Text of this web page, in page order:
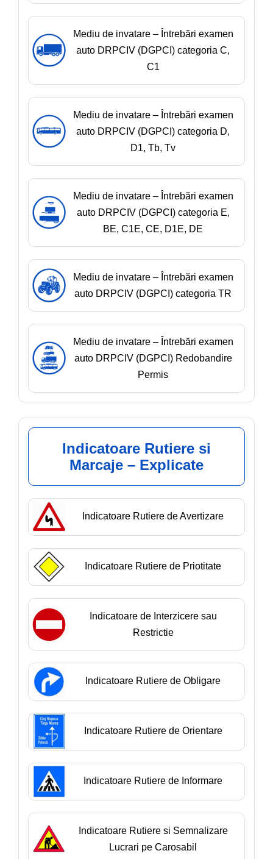
Mediu de invatare – Întrebări examen
auto DRPCIV (DGPCI) categoria C,
C1
Mediu de invatare – Întrebări examen
auto DRPCIV (DGPCI) categoria D,
D1, Tb, Tv
Mediu de invatare – Întrebări examen
auto DRPCIV (DGPCI) categoria E,
BE, C1E, CE, D1E, DE
Mediu de invatare – Întrebări examen
auto DRPCIV (DGPCI) categoria TR
Mediu de invatare – Întrebări examen
auto DRPCIV (DGPCI) Redobandire
Permis
Indicatoare Rutiere si
Marcaje – Explicate
Indicatoare Rutiere de Avertizare
Indicatoare Rutiere de Priotitate
Indicatoare de Interzicere sau
Restrictie
Indicatoare Rutiere de Obligare
Indicatoare Rutiere de Orientare
Indicatoare Rutiere de Informare
Indicatoare Rutiere si Semnalizare
Lucrari pe Carosabil